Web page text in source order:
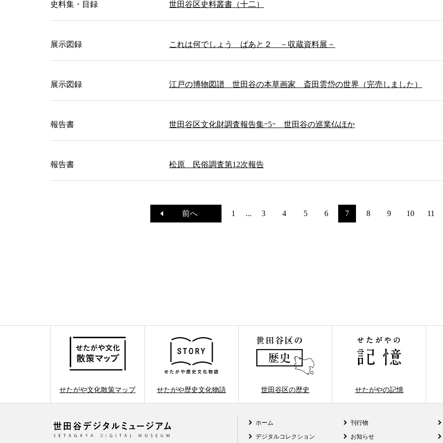
史料集・目録 世田谷区史料叢書（十二）
展示図録 これは何でしょう ぱあと２ －収蔵資料展－
展示図録 江戸の博物図譜 世田谷の本草画家 斎田雲岱の世界（完売しました）
報告書 世田谷区文化財調査報告集ｰ5ｰ 世田谷の巡業仏ほか
報告書 松原 民俗調査第12次報告
前へ 1 ... 3 4 5 6 7 8 9 10 11
せたがや文化散策マップ せたがや歴史文化物語 世田谷区の歴史 せたがやの記憶
ホーム
デジタルコレクション
刊行物
お知らせ